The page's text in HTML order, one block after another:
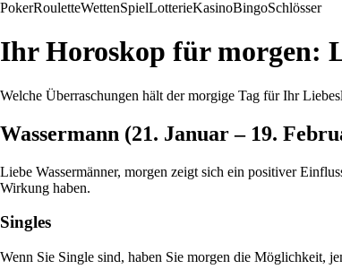
PokerRouletteWettenSpielLotterieKasinoBingoSchlösser
Ihr Horoskop für morgen:
Welche Überraschungen hält der morgige Tag für Ihr
Wassermann (21. Januar – 19.
Liebe Wassermänner, morgen zeigt sich ein positiver
Wirkung haben.
Singles
Wenn Sie Single sind, haben Sie morgen die Möglichkeit,